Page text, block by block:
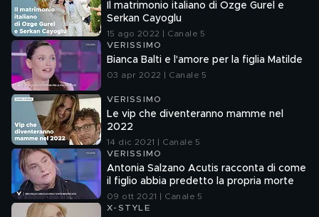
Il matrimonio italiano di Ozge Gurel e
Serkan Cayoglu
15 ago 2022 | Canale 5
VERISSIMO
Bianca Balti e l'amore per la figlia Matilde
03 apr 2022 | Canale 5
VERISSIMO
Le vip che diventeranno mamme nel
2022
14 dic 2021 | Canale 5
VERISSIMO
Antonia Salzano Acutis racconta di come
il figlio abbia predetto la propria morte
09 ott 2021 | Canale 5
X-STYLE